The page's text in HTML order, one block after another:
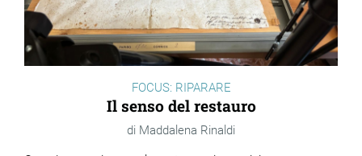
FOCUS: RIPARARE
Il senso del restauro
Maddalena Rinaldi